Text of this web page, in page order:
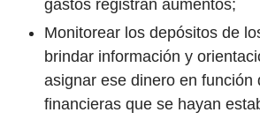
gastos registran aumentos;
Monitorear los depósitos de
brindar información y
asignar ese dinero en función
financieras que se hayan